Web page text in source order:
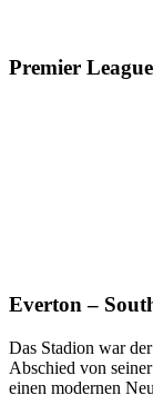
Premier League
Everton –
Das Stadion war
Abschied von
einen modernen